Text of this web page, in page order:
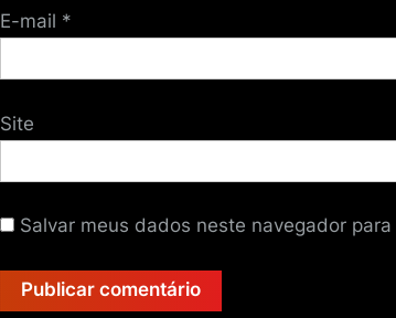
E-mail *
Site
Salvar meus dados neste navegador